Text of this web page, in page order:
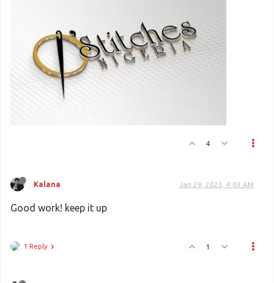
4
Kalana Jan 29, 2020, 4:03 AM
Good work! keep it up
1 Reply 1